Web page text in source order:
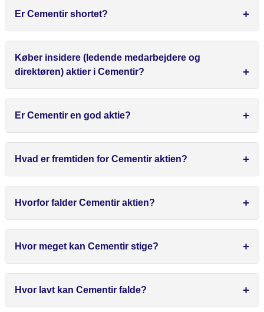
Er Cementir shortet?
Køber insidere (ledende medarbejdere og
direktøren) aktier i Cementir?
Er Cementir en god aktie?
Hvad er fremtiden for Cementir aktien?
Hvorfor falder Cementir aktien?
Hvor meget kan Cementir stige?
Hvor lavt kan Cementir falde?